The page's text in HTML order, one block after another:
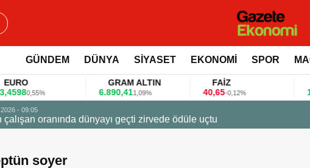
GÜNDEM DÜNYA SİYASET EKONOMİ SPOR
0,55%
GRAM ALTIN
6.890,411,09% -0,12%
geçti zirvede ödüle uçtu
soyer